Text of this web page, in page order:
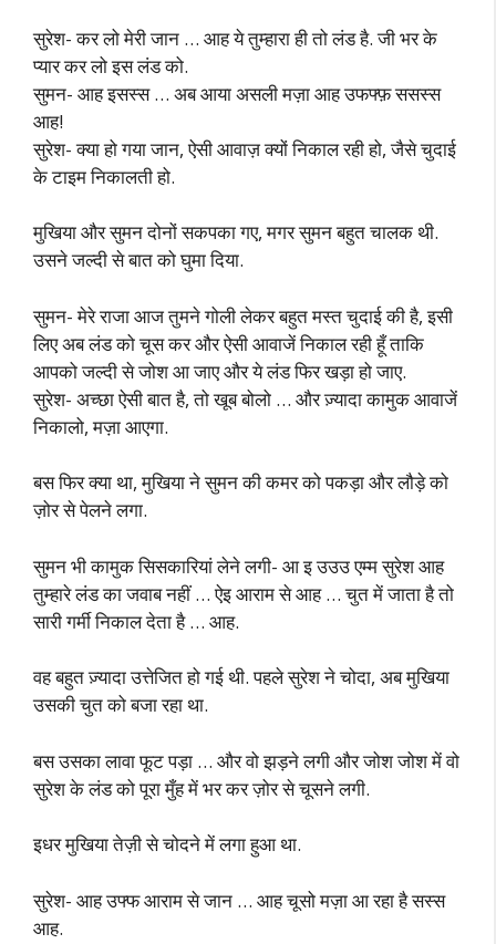
सुरेश- कर लो मेरी जान … आह ये तुम्हारा ही तो लंड है. जी भर के
प्यार कर लो इस लंड को.
सुमन- आह इसस्स … अब आया असली मज़ा आह उफफ्फ़ ससस्स
आह!
सुरेश- क्या हो गया जान, ऐसी आवाज़ क्यों निकाल रही हो, जैसे चुदाई
के टाइम निकालती हो.
मुखिया और सुमन दोनों सकपका गए, मगर सुमन बहुत चालक थी.
उसने जल्दी से बात को घुमा दिया.
सुमन- मेरे राजा आज तुमने गोली लेकर बहुत मस्त चुदाई की है, इसी
लिए अब लंड को चूस कर और ऐसी आवाजें निकाल रही हूँ ताकि
आपको जल्दी से जोश आ जाए और ये लंड फिर खड़ा हो जाए.
सुरेश- अच्छा ऐसी बात है, तो खूब बोलो … और ज़्यादा कामुक आवाजें
निकालो, मज़ा आएगा.
बस फिर क्या था, मुखिया ने सुमन की कमर को पकड़ा और लौड़े को
ज़ोर से पेलने लगा.
सुमन भी कामुक सिसकारियां लेने लगी- आ इ उउउ एम्म सुरेश आह
तुम्हारे लंड का जवाब नहीं … ऐइ आराम से आह … चुत में जाता है तो
सारी गर्मी निकाल देता है … आह.
वह बहुत ज़्यादा उत्तेजित हो गई थी. पहले सुरेश ने चोदा, अब मुखिया
उसकी चुत को बजा रहा था.
बस उसका लावा फूट पड़ा … और वो झड़ने लगी और जोश जोश में वो
सुरेश के लंड को पूरा मुँह में भर कर ज़ोर से चूसने लगी.
इधर मुखिया तेज़ी से चोदने में लगा हुआ था.
सुरेश- आह उफ्फ आराम से जान … आह चूसो मज़ा आ रहा है सस्स
आह.